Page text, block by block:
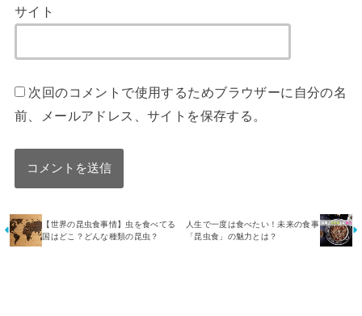
サイト
次回のコメントで使用するためブラウザーに自分の名
前、メールアドレス、サイトを保存する。
【世界の昆虫食事情】虫を食べてる
国はどこ？どんな種類の昆虫？
人生で一度は食べたい！未来の食事
「昆虫食」の魅力とは？